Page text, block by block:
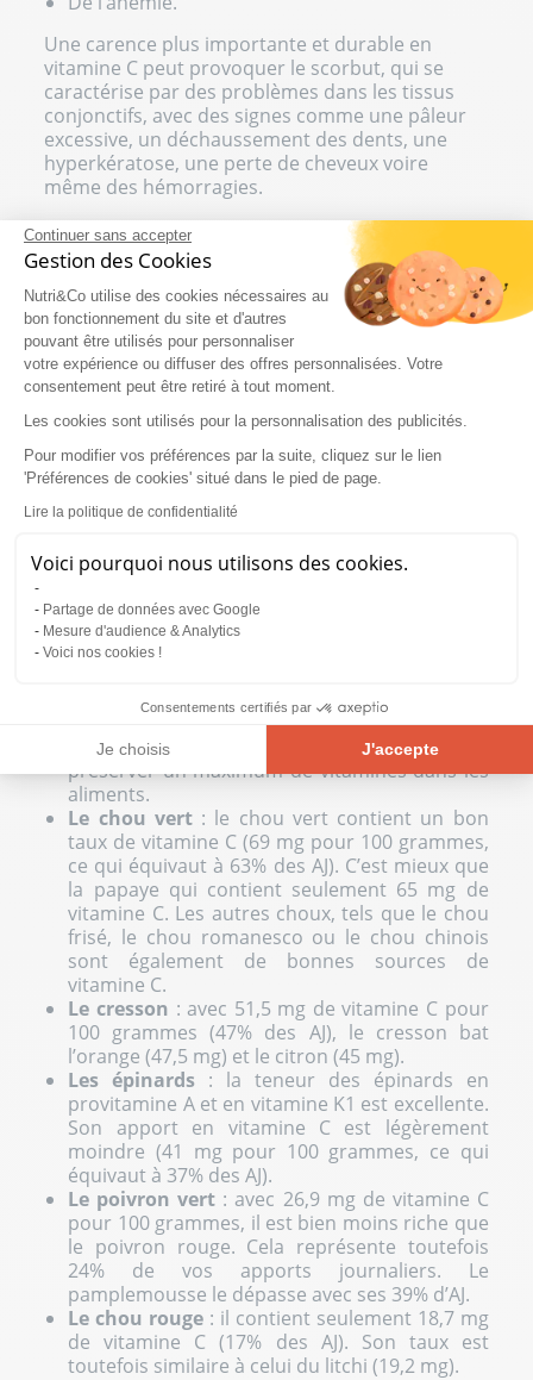
Continuer sans accepter
Gestion des Cookies
Nutri&Co utilise des cookies nécessaires au
bon fonctionnement du site et d'autres
pouvant être utilisés pour personnaliser
votre expérience ou diffuser des offres personnalisées. Votre
consentement peut être retiré à tout moment.
Les cookies sont utilisés pour la personnalisation des publicités.
Pour modifier vos préférences par la suite, cliquez sur le lien
'Préférences de cookies' situé dans le pied de page.
Lire la politique de confidentialité
Voici pourquoi nous utilisons des cookies.
Partage de données avec Google
Mesure d'audience & Analytics
Voici nos cookies !
Consentements certifiés par
Je choisis J'accepte
Axeptio consent
Plateforme de Gestion du Consentement : Personnalisez vos
Notre plateforme vous permet d'adapter et de gérer vos
Une carence plus importante et durable en
vitamine C peut provoquer le scorbut, qui se
caractérise par des problèmes dans les tissus
conjonctifs, avec des signes comme une pâleur
excessive, un déchaussement des dents, une
hyperkératose, une perte de cheveux voire
même des hémorragies.
QUELS SONT LES LÉGUMES LES
PLUS RICHES EN VITAMINE C ?
Voici la liste des légumes les plus riches en
vitamine C :
Le persil: la consommation des herbes
aromatiques en général est très bénéfique
pour la santé. Le persil en particulier contient
177 mg de vitamine C, ce qui équivaut à 161%
des apports journaliers recommandés.
Le poivron rouge: vous profitez de 121 mg de
de poivron rouge (110% des AJ). C'est donc
plus de 2 fois la teneur en vitamine C d'une
orange !
Le brocoli: cru, il contient 106 mg de vitamine
C pour 100 grammes. Cuit, cette teneur passe
sensible à la chaleur. C'est pourquoi il est
recommandé de privilégier les cuissons à
température douce, comme la vapeur, pour
préserver un maximum de vitamines dans les
aliments.
Le chou vert: le chou vert contient un bon
taux de vitamine C (69 mg pour 100 grammes,
ce qui équivaut à 63% des AJ). C’est mieux que
la papaye qui contient seulement 65 mg de
vitamine C. Les autres choux, tels que le chou
frisé, le chou romanesco ou le chou chinois
sont également de bonnes sources de
vitamine C.
Le cresson : avec 51,5 mg de vitamine C pour
100 grammes (47% des AJ), le cresson bat
l’orange (47,5 mg) et le citron (45 mg).
Les épinards : la teneur des épinards en
provitamine A et en vitamine K1 est excellente.
Son apport en vitamine C est légèrement
moindre (41 mg pour 100 grammes, ce qui
équivaut à 37% des AJ).
Le poivron vert : avec 26,9 mg de vitamine C
pour 100 grammes, il est bien moins riche que
le poivron rouge. Cela représente toutefois
24% de vos apports journaliers. Le
pamplemousse le dépasse avec ses 39% d’AJ.
Le chou rouge : il contient seulement 18,7 mg
de vitamine C (17% des AJ). Son taux est
toutefois similaire à celui du litchi (19,2 mg).